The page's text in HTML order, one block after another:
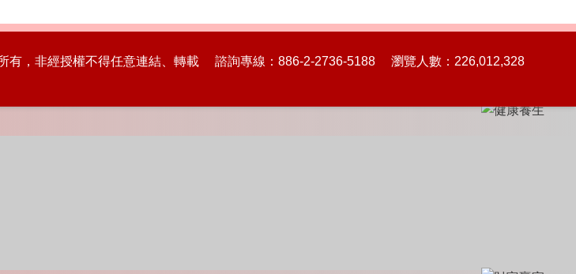
有，非經授權不得任意連結、轉載 諮詢專線：886-2-2736-5188 瀏覽人數：226,012,328